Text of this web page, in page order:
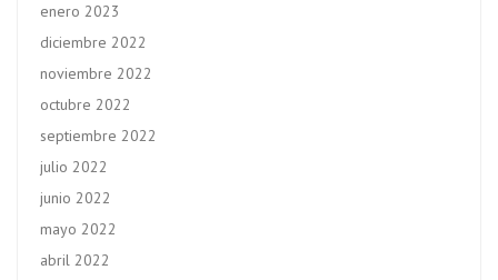
enero 2023
diciembre 2022
noviembre 2022
octubre 2022
septiembre 2022
julio 2022
junio 2022
mayo 2022
abril 2022